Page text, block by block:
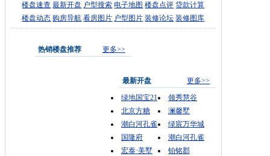
楼盘速查 最新开盘 户型搜索 电子地图 楼盘点评 贷款计算
楼盘动态 购房导航 看房图片 户型图片 装修论坛 装修图库
热销楼盘推荐 更多>>
最新开盘
更多>>
绿地国宝21
领秀慧谷
北京方糖
澜馨墅
潮白河孔雀
绿宸万华城
国隆府
潮白河孔雀
宏泰·美墅
铂铭郡